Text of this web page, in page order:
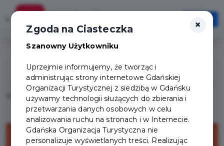
× Szybciej, wygodniej, zawsze pod ręką
Otwórz
Wydarzenia Energa Gdańsk Maraton 2027
×
Zgoda na Ciasteczka
Szanowny Użytkowniku
Uprzejmie informujemy, że tworząc i
administrując strony internetowe Gdańskiej
Organizacji Turystycznej z siedzibą w Gdańsku
używamy technologii służących do zbierania i
przetwarzania danych osobowych w celu
analizowania ruchu na stronach i w Internecie.
Gdańska Organizacja Turystyczna nie
personalizuje wyświetlanych treści. Realizując